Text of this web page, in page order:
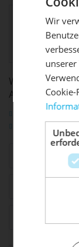
AIR BLACK"
Fragen zum
Weitere
Ähnliche
Kunden
ihm
Dein
Wir